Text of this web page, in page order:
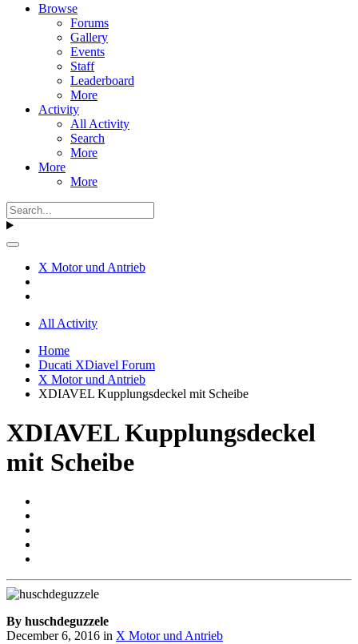
Browse
Forums
Gallery
Events
Staff
Leaderboard
More
Activity
All Activity
Search
More
More
More
X Motor und Antrieb
All Activity
Home
Ducati XDiavel Forum
X Motor und Antrieb
XDIAVEL Kupplungsdeckel mit Scheibe
XDIAVEL Kupplungsdeckel
mit Scheibe
By huschdeguzzele
December 6, 2016 in X Motor und Antrieb